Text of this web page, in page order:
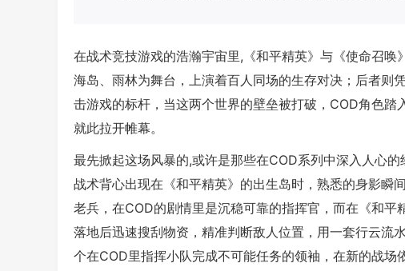
在战术竞技游戏的浩瀚宇宙里,《和平精英》与《使命召
海岛、雨林为舞台，上演着百人同场的生存对决；后者则
击游戏的标杆，当这两个世界的壁垒被打破，COD角色踏
就此拉开帷幕。
最先掀起这场风暴的,或许是那些在COD系列中深入人心
战术背心出现在《和平精英》的出生岛时，熟悉的身影瞬
老兵，在COD的剧情里是沉稳可靠的指挥官，而在《和
落地后迅速搜刮物资，精准判断敌人位置，用一套行云流
个在COD里指挥小队完成不可能任务的领袖，在新的战场